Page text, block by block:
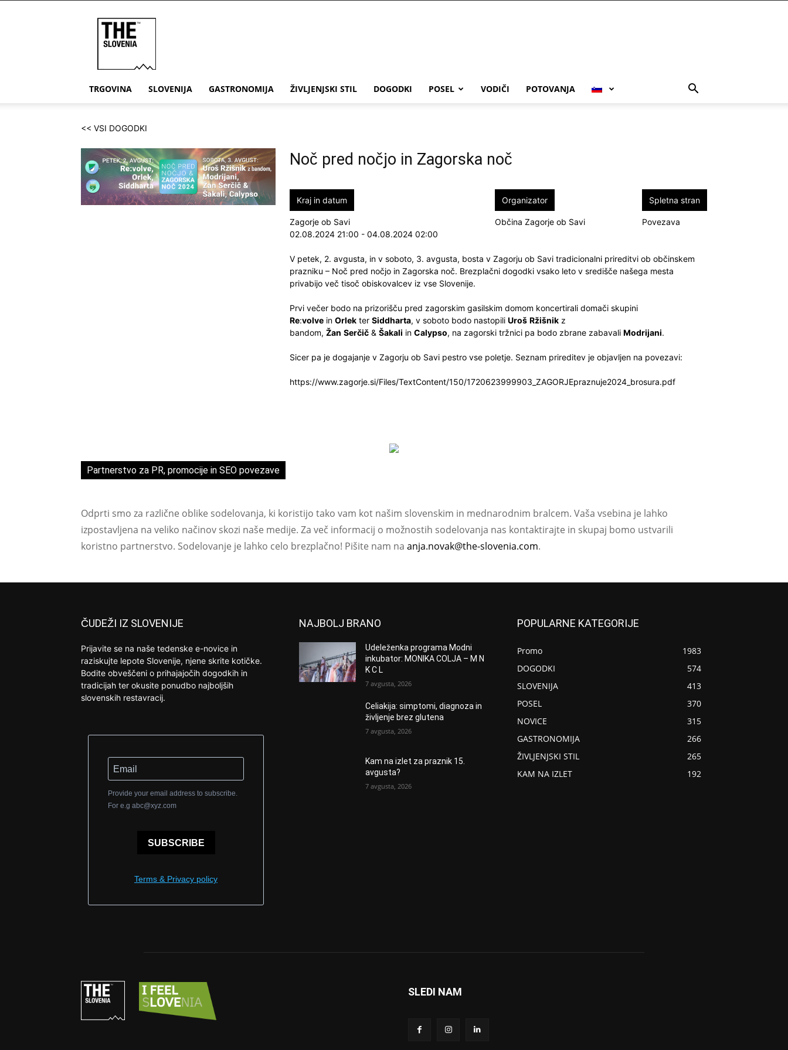
TRGOVINA SLOVENIJA GASTRONOMIJA ŽIVLJENJSKI STIL DOGODKI POSEL VODIČI POTOVANJA
<< VSI DOGODKI
Noč pred nočjo in Zagorska noč
Kraj in datum
Zagorje ob Savi
02.08.2024 21:00 - 04.08.2024 02:00
Organizator
Občina Zagorje ob Savi
Spletna stran
Povezava
V petek, 2. avgusta, in v soboto, 3. avgusta, bosta v Zagorju ob Savi tradicionalni prireditvi ob občinskem
prazniku – Noč pred nočjo in Zagorska noč. Brezplačni dogodki vsako leto v središče našega mesta
privabijo več tisoč obiskovalcev iz vse Slovenije.
Prvi večer bodo na prizorišču pred zagorskim gasilskim domom koncertirali domači skupini
Re:volve in Orlek ter Siddharta, v soboto bodo nastopili Uroš Ržišnik z
bandom, Žan Serčič & Šakali in Calypso, na zagorski tržnici pa bodo zbrane zabavali Modrijani.
Sicer pa je dogajanje v Zagorju ob Savi pestro vse poletje. Seznam prireditev je objavljen na povezavi:
https://www.zagorje.si/Files/TextContent/150/1720623999903_ZAGORJEpraznuje2024_brosura.pdf
Partnerstvo za PR, promocije in SEO povezave
Odprti smo za različne oblike sodelovanja, ki koristijo tako vam kot našim slovenskim in mednarodnim bralcem. Vaša vsebina je lahko
izpostavljena na veliko načinov skozi naše medije. Za več informacij o možnostih sodelovanja nas kontaktirajte in skupaj bomo ustvarili
koristno partnerstvo. Sodelovanje je lahko celo brezplačno! Pišite nam na anja.novak@the-slovenia.com.
ČUDEŽI IZ SLOVENIJE
Prijavite se na naše tedenske e-novice in
raziskujte lepote Slovenije, njene skrite kotičke.
Bodite obveščeni o prihajajočih dogodkih in
tradicijah ter okusite ponudbo najboljših
slovenskih restavracij.
Provide your email address to subscribe.
For e.g abc@xyz.com
SUBSCRIBE
Terms & Privacy policy
NAJBOLJ BRANO
Udeleženka programa Modni
inkubator: MONIKA COLJA – M N
K C L
7 avgusta, 2026
Celiakija: simptomi, diagnoza in
življenje brez glutena
7 avgusta, 2026
Kam na izlet za praznik 15.
avgusta?
7 avgusta, 2026
POPULARNE KATEGORIJE
Promo
1983
DOGODKI
574
SLOVENIJA
413
POSEL
370
NOVICE
315
GASTRONOMIJA
266
ŽIVLJENJSKI STIL
265
KAM NA IZLET
192
SLEDI NAM